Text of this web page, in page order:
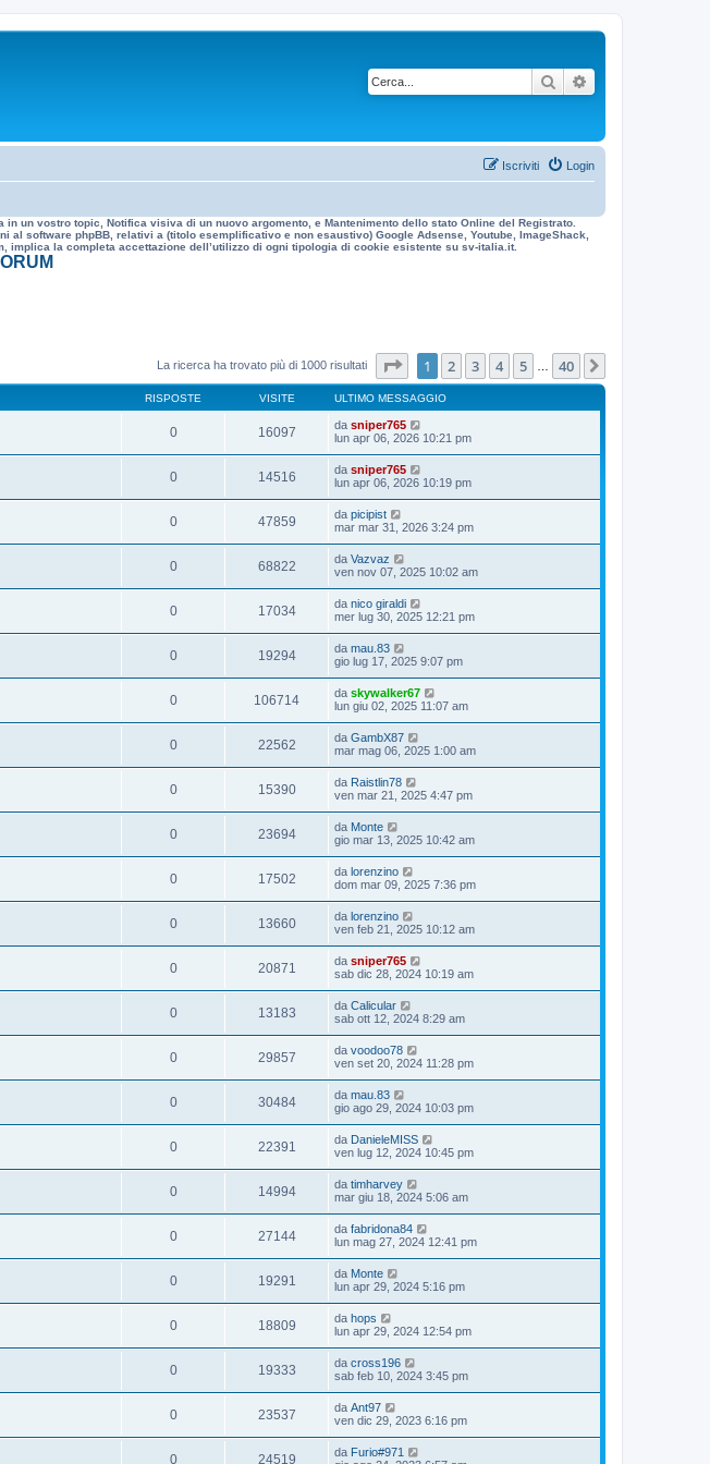
Cerca
Login
Iscriviti
un vostro topic, Notifica visiva di un nuovo argomento, e Mantenimento dello stato Online del Registrato.
software phpBB, relativi a (titolo esemplificativo e non esaustivo) Google Adsense, Youtube, ImageShack,
implica la completa accettazione dell’utilizzo di ogni tipologia di cookie esistente su sv-italia.it.
La ricerca ha trovato più di 1000 risultati Pagina1 di
1 2 3 4 5 40
RISPOSTE VISITE ULTIMO MESSAGGIO
0 16097 da sniper765
lun apr 06, 2026 10:21 pm
0 14516 da sniper765
lun apr 06, 2026 10:19 pm
0 47859 da picipist
mar mar 31, 2026 3:24 pm
0 68822 da Vazvaz
ven nov 07, 2025 10:02 am
0 17034 da nico giraldi
mer lug 30, 2025 12:21 pm
0 19294 da mau.83
gio lug 17, 2025 9:07 pm
0 106714 da skywalker67
lun giu 02, 2025 11:07 am
0 22562 da GambX87
mar mag 06, 2025 1:00 am
0 15390 da Raistlin78
ven mar 21, 2025 4:47 pm
0 23694 da Monte
gio mar 13, 2025 10:42 am
0 17502 da lorenzino
dom mar 09, 2025 7:36 pm
0 13660 da lorenzino
ven feb 21, 2025 10:12 am
0 20871 da sniper765
sab dic 28, 2024 10:19 am
0 13183 da Calicular
sab ott 12, 2024 8:29 am
0 29857 da voodoo78
ven set 20, 2024 11:28 pm
0 30484 da mau.83
gio ago 29, 2024 10:03 pm
0 22391 da DanieleMISS
ven lug 12, 2024 10:45 pm
0 14994 da timharvey
mar giu 18, 2024 5:06 am
0 27144 da fabridona84
lun mag 27, 2024 12:41 pm
0 19291 da Monte
lun apr 29, 2024 5:16 pm
0 18809 da hops
lun apr 29, 2024 12:54 pm
0 19333 da cross196
sab feb 10, 2024 3:45 pm
0 23537 da Ant97
ven dic 29, 2023 6:16 pm
0 24519 da Furio#971